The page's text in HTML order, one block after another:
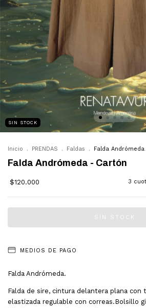
SIN STOCK
Inicio . PRENDAS . Faldas . Falda
Falda Andrómeda - Cartón
$120.000 3
MEDIOS DE PAGO
Falda Andrómeda.
Falda de sire, cintura delantera plana con
elastizada regulable con correas.Bolsillo